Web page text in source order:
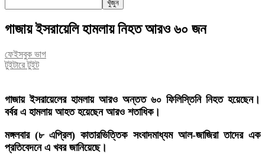
গাজায় ইসরায়েলি হামলায় নিহত আরও ৬০ জন
ফেইসবুক ভাগ
টুইটারে টুইট
গাজায় ইসরায়েলের হামলায় আরও অন্তত ৬০ ফিলিস্তিনি নিহত হয়েছেন।
বর্বর এ হামলায় আহত হয়েছেন আরও শতাধিক।
মঙ্গলবার (৮ এপ্রিল) কাতারভিত্তিক সংবাদমাধ্যম আল-জাজিরা তাদের এক
প্রতিবেদনে এ খবর জানিয়েছে।